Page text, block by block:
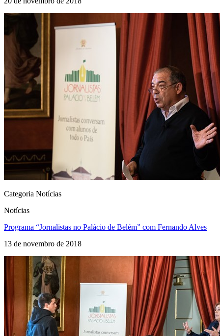
Categoria Notícias
Notícias
Programa “Jornalistas no Palácio de Belém” com Fernando Alves
13 de novembro de 2018